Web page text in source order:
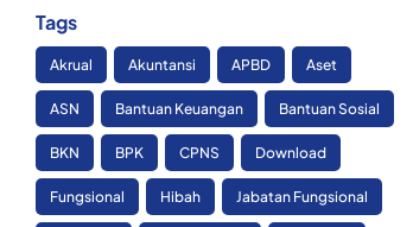
Tags
Akrual Akuntansi APBD Aset
ASN Bantuan Keuangan Bantuan Sosial
BKN BPK CPNS Download
Fungsional Hibah Jabatan Fungsional